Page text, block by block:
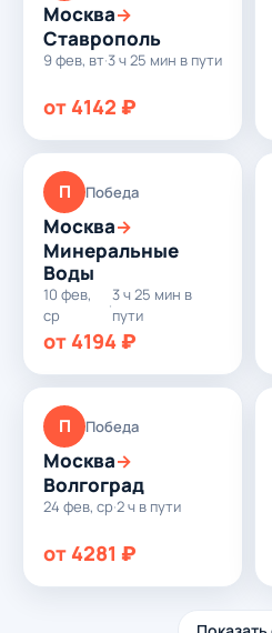
Москва→
Ставрополь
9 фев, вт·3 ч 25 мин в пути
от 4142 ₽
П Победа
Москва→
Минеральные
Воды
10 фев,
ср
·
3 ч 25 мин в
пути
от 4194 ₽
П Победа
Москва→
Волгоград
24 фев, ср·2 ч в пути
от 4281 ₽